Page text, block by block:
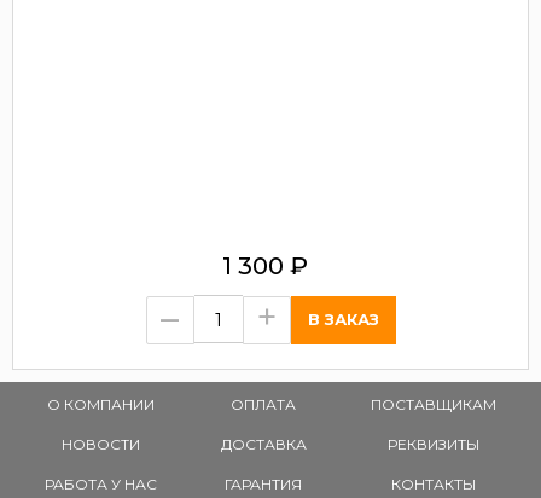
1 300 ₽
– +
О КОМПАНИИ
НОВОСТИ
РАБОТА У НАС
ОПЛАТА
ДОСТАВКА
ГАРАНТИЯ
ПОСТАВЩИКАМ
РЕКВИЗИТЫ
КОНТАКТЫ